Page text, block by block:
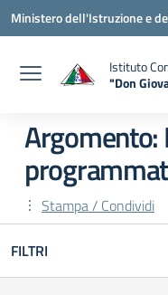
Vai ai contenuti
Vai al menu di navigazione
Vai al footer
Ministero dell'Istruzione e
Istituto
"Don
Argomento:
Stampa / Condividi
FILTRI